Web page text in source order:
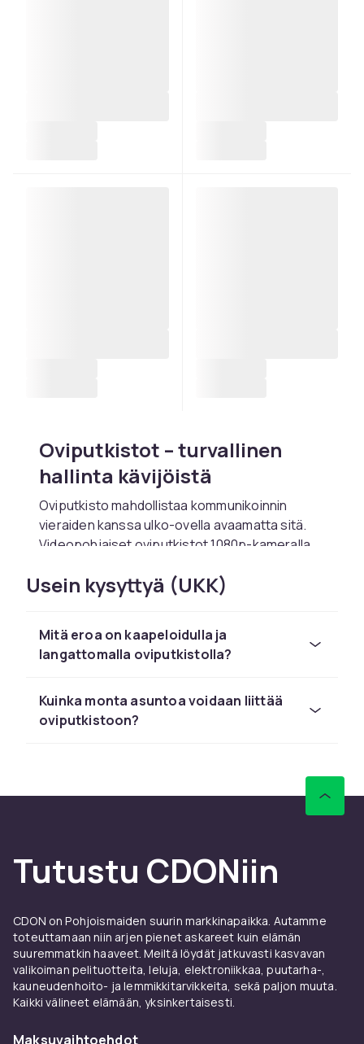
Oviputkistot – turvallinen
hallinta kävijöistä
Oviputkisto mahdollistaa kommunikoinnin
vieraiden kanssa ulko-ovella avaamatta sitä.
Videopohjaiset oviputkistot 1080p-kameralla,
kattavan ovenvalvonnan. Ring ja Arlo
lähettävät mobiili-ilmoituksia missä olet.
Osta oviputkistot verkosta CDONilta.
Tuoteominaisuudet ja
ostoopas Ovipuhelimet:lle
Ovipuhelimet on tärkeä tuotekategoria
ominaisuuksia. Valitse aina tunnustettujen
CDONilta löydät laajan valikoiman
ovipuhelimet:ä johtavilta valmistajilta
ja helpolla palautuksella.
Tuoteominaisuudet ja
ostoopas Ovipuhelimet:lle
Ovipuhelimet on tärkeä tuotekategoria
viestinnässä ja tietoliikenteessä. Valitessasi
Usein kysyttyä (UKK)
Mitä eroa on kaapeloidulla ja
langattomalla oviputkistolla?
Kuinka monta asuntoa voidaan liittää
oviputkistoon?
Tutustu CDONiin
CDON on Pohjoismaiden suurin markkinapaikka. Autamme
toteuttamaan niin arjen pienet askareet kuin elämän
suuremmatkin haaveet. Meiltä löydät jatkuvasti kasvavan
valikoiman pelituotteita, leluja, elektroniikkaa, puutarha-,
kauneudenhoito- ja lemmikkitarvikkeita, sekä paljon muuta.
Kaikki välineet elämään, yksinkertaisesti.
Maksuvaihtoehdot